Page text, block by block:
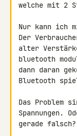
welche mit 2
Nur kann ich
Der
alter
bluetooth
dann daran
Bluetooth
Das Problem
Spannungen.
gerade falsch?